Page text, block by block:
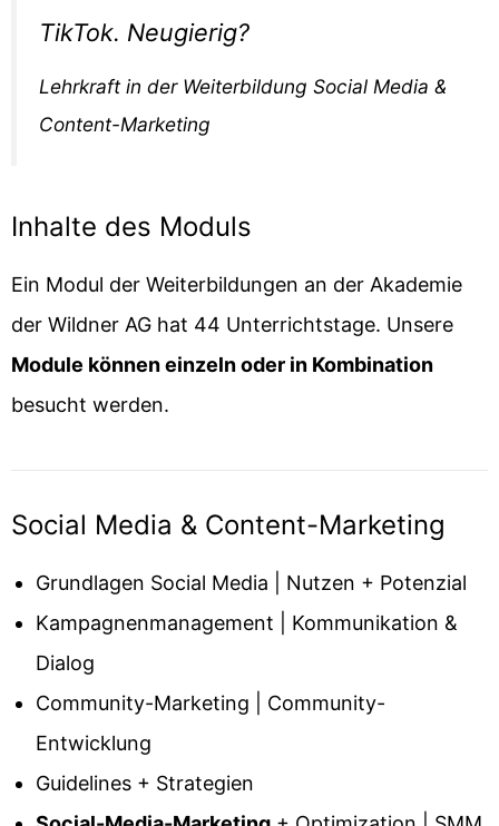
TikTok. Neugierig?
Lehrkraft in der Weiterbildung Social Media &
Content-Marketing
Inhalte des Moduls
Ein Modul der Weiterbildungen an der Akademie
der Wildner AG hat 44 Unterrichtstage. Unsere
Module können einzeln oder in Kombination
besucht werden.
Social Media & Content-Marketing
Grundlagen Social Media | Nutzen + Potenzial
Kampagnenmanagement | Kommunikation &
Dialog
Community-Marketing | Community-
Entwicklung
Guidelines + Strategien